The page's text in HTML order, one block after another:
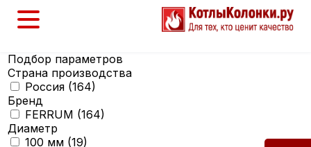
Подбор параметров
Страна производства
Россия (164)
Бренд
FERRUM (164)
Диаметр
100 мм (19)